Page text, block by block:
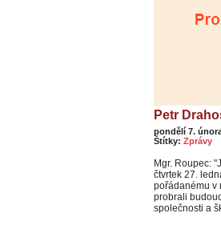
Petr
pondělí 7.
Štítky: Zprávy
Mgr. Roupec:
čtvrtek 27.
pořádanému v
probrali
společnosti a